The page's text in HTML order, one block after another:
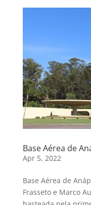
Base Aérea de
Apr 5, 2022
Base Aérea de
Frasseto e Marco